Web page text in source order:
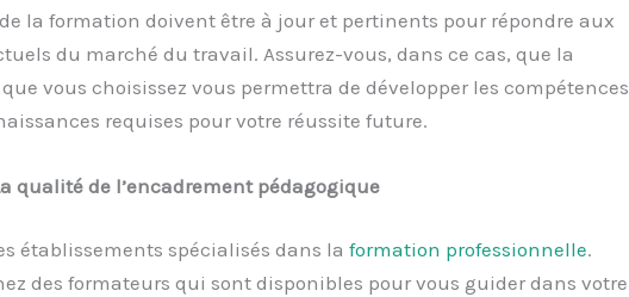
la formation doivent être à jour et pertinents pour répondre aux
du marché du travail. Assurez-vous, dans ce cas, que la
vous choisissez vous permettra de développer les compétences
requises pour votre réussite future.
qualité de l’encadrement pédagogique
établissements spécialisés dans la formation professionnelle.
des formateurs qui sont disponibles pour vous guider dans votre